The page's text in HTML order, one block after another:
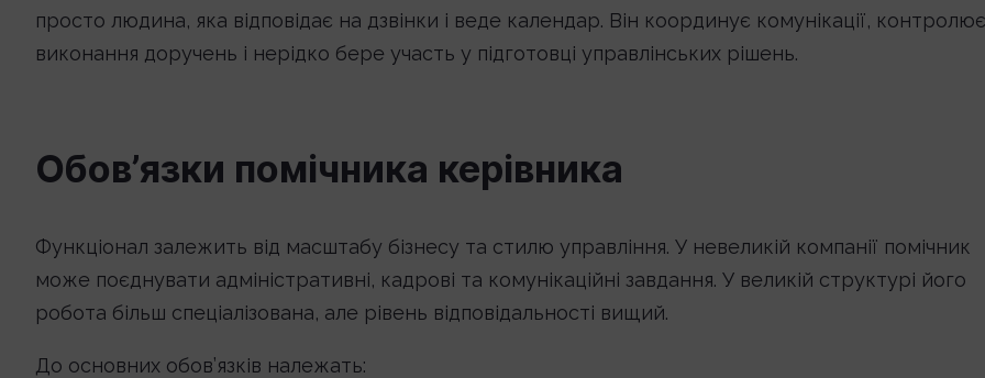
просто людина, яка відповідає на дзвінки і веде календар. Він координує комунікації, контролює
виконання доручень і нерідко бере участь у підготовці управлінських рішень.
Обов’язки помічника керівника
Функціонал залежить від масштабу бізнесу та стилю управління. У невеликій компанії помічник
може поєднувати адміністративні, кадрові та комунікаційні завдання. У великій структурі його
робота більш спеціалізована, але рівень відповідальності вищий.
До основних обов’язків належать: